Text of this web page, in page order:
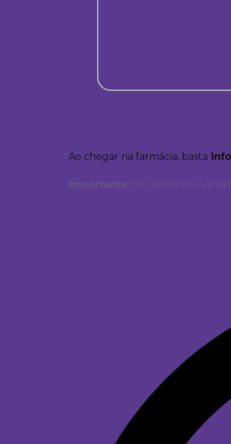
Ao chegar na farmácia, basta
Os descontos